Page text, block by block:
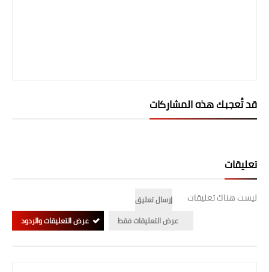
قد تُعجبك هذه المشاركات
تعليقات
ليست هناك تعليقات
إرسال تعليق
عرض التعليقات فقط
عرض التعليقات والردود